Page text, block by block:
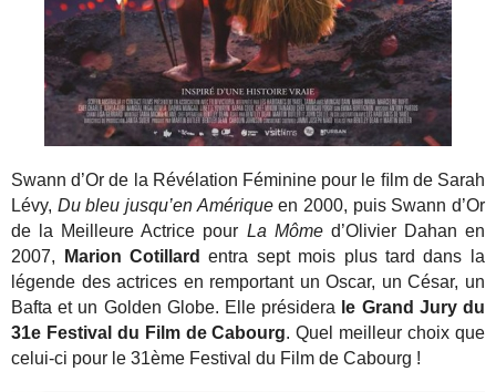
Swann d’Or de la Révélation Féminine pour le ﬁlm de Sarah
Lévy, Du bleu jusqu’en Amériqueen 2000, puis Swann d’Or
de la Meilleure Actrice pour La Mômed’Olivier Dahan en
2007,
Marion Cotillard entra sept mois plus tard dans la
légende des actrices en remportant un Oscar, un César, un
Bafta et un Golden Globe. Elle présidera le Grand Jury du
31e Festival du Film de Cabourg. Quel meilleur choix que
celui-ci pour le 31ème Festival du Film de Cabourg !